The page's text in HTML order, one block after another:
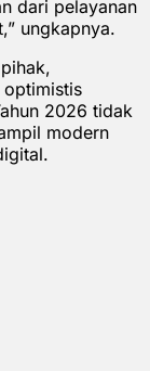
dari pelayanan
ungkapnya.
optimistis
2026 tidak
modern